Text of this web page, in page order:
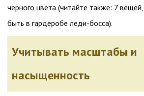
черного цвета (читайте также: 7
быть в гардеробе леди-босса).
Учитывать масштабы и
насыщенность